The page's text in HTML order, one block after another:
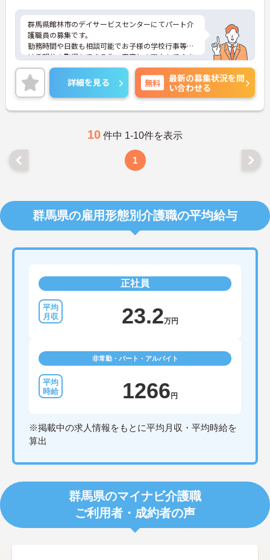
群馬県館林市のデイサービスセンターにてパート介
護職員の募集です。
勤務時間や日数も相談可能でお子様の学校行事等に
は希望休の取得もできる為、家庭との両立もできま
す。
マイスペシャルデイとして全員が有休取得もしてい
ます。
ご興味のある方には、面接対策ポイントなどさらに
詳細をお話いたしますので、お気軽にご相談くださ
詳細を見る 無料
最新の募集状況を問
い合わせる
10 件中 1-10件を表示
1
群馬県の雇用形態別介護職の平均給与
正社員
23.2万円
非常勤・パート・アルバイト
1266 円
※掲載中の求人情報をもとに平均月収・平均時給を
算出
群馬県のマイナビ介護職
ご利用者・成約者の声